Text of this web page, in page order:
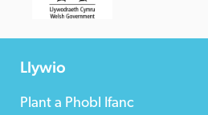
Llywio
Plant a Phobl Ifanc